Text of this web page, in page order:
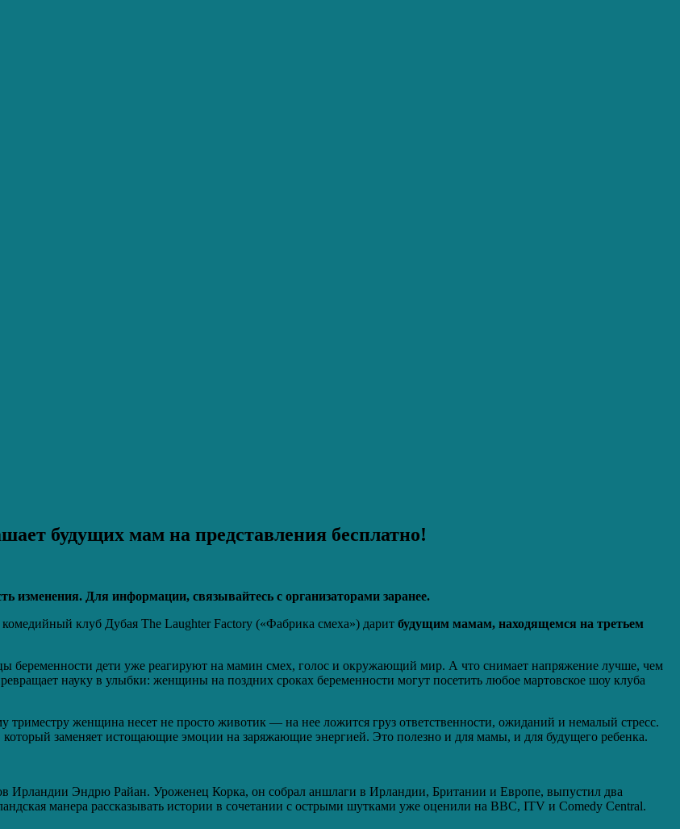
будущих мам на представления бесплатно!
изменения. Для информации, связывайтесь с организаторами заранее.
клуб Дубая The Laughter Factory («Фабрика смеха») дарит будущим мамам, находящемся на третьем
беременности дети уже реагируют на мамин смех, голос и окружающий мир. А что снимает напряжение лучше, чем
науку в улыбки: женщины на поздних сроках беременности могут посетить любое мартовское шоу клуба
триместру женщина несет не просто животик — на нее ложится груз ответственности, ожиданий и немалый стресс.
который заменяет истощающие эмоции на заряжающие энергией. Это полезно и для мамы, и для будущего ребенка.
Ирландии Эндрю Райан. Уроженец Корка, он собрал аншлаги в Ирландии, Британии и Европе, выпустил два
манера рассказывать истории в сочетании с острыми шутками уже оценили на BBC, ITV и Comedy Central.